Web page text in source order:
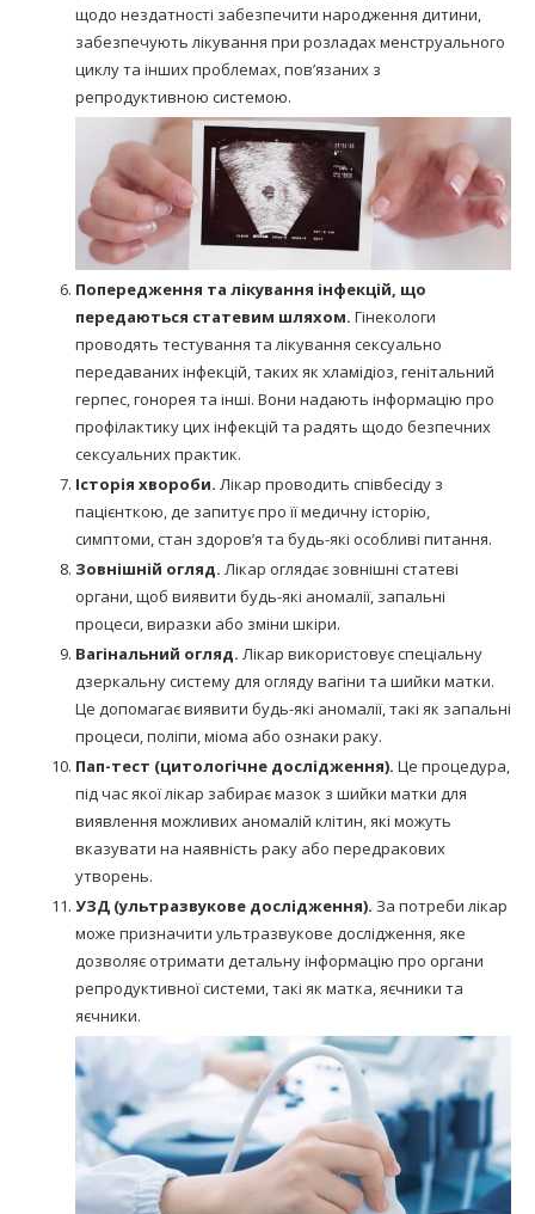
щодо нездатності забезпечити народження дитини,
забезпечують лікування при розладах менструального
циклу та інших проблемах, пов’язаних з
репродуктивною системою.
Попередження та лікування інфекцій, що
передаються статевим шляхом. Гінекологи
проводять тестування та лікування сексуально
передаваних інфекцій, таких як хламідіоз, генітальний
герпес, гонорея та інші. Вони надають інформацію про
профілактику цих інфекцій та радять щодо безпечних
сексуальних практик.
Історія хвороби. Лікар проводить співбесіду з
пацієнткою, де запитує про її медичну історію,
симптоми, стан здоров’я та будь-які особливі питання.
Зовнішній огляд. Лікар оглядає зовнішні статеві
органи, щоб виявити будь-які аномалії, запальні
процеси, виразки або зміни шкіри.
Вагінальний огляд. Лікар використовує спеціальну
дзеркальну систему для огляду вагіни та шийки матки.
Це допомагає виявити будь-які аномалії, такі як запальні
процеси, поліпи, міома або ознаки раку.
Пап-тест (цитологічне дослідження). Це процедура,
під час якої лікар забирає мазок з шийки матки для
виявлення можливих аномалій клітин, які можуть
вказувати на наявність раку або передракових
утворень.
УЗД (ультразвукове дослідження). За потреби лікар
може призначити ультразвукове дослідження, яке
дозволяє отримати детальну інформацію про органи
репродуктивної системи, такі як матка, яєчники та
яєчники.